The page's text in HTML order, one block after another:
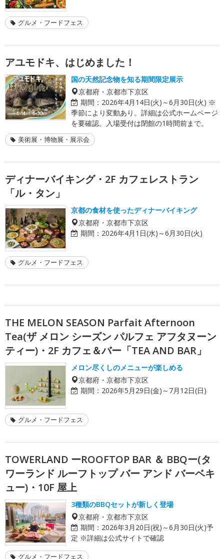
グルメ・フードフェス
アユモドキ、はじめました！
国の天然記念物を知る期間限定展示
京都府・京都市下京区
期間： 2026年4月14日(火)～6月30日(火) ※
季節により変動あり。詳細は公式ホームページ
を要確認。入場受付は閉館の1時間前まで。
美術展・博物展・展示会
ディナーバイキング・2F カフェレストラン
「ル・タン」
京都の食材を使ったディナーバイキング
京都府・京都市下京区
期間： 2026年4月1日(水)～6月30日(火)
グルメ・フードフェス
THE MELON SEASON Parfait Afternoon
Tea(ザ メロン シーズン パルフェ アフタヌーン
ティー)・2F カフェ＆バー「TEA AND BAR」
メロン尽くしのメニューが楽しめる
京都府・京都市下京区
期間： 2026年5月29日(金)～7月12日(日)
グルメ・フードフェス
TOWERLAND ーROOFTOP BAR ＆ BBQー(タ
ワーランド ルーフトップ バー アンド バーベキ
ュー)・10F 屋上
3種類のBBQセットが新しく登場
京都府・京都市下京区
期間： 2026年3月20日(祝)～6月30日(火)予
定 ※詳細は公式サイトで確認
グルメ・フードフェス